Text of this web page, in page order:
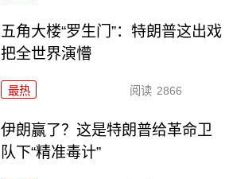
五角大楼“罗生门”：特朗普这出戏
把全世界演懵
最热 阅读 2866
伊朗赢了？这是特朗普给革命卫
队下“精准毒计”